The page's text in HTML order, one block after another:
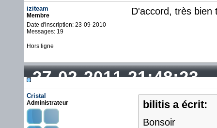
iziteam
Membre
Date d'inscription: 23-09-2010
Messages: 19
D'accord, très
Hors ligne
27-02-2011 21:48:23
Cristal
Administrateur bilitis a écrit:
Bonsoir